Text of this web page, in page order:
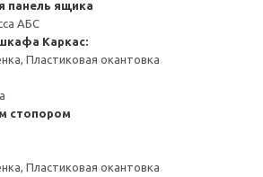
панель ящика
АБС
Каркас:
Пластиковая окантовка
стопором
Пластиковая окантовка